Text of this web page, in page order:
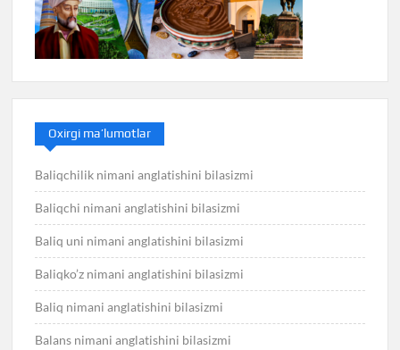
Oxirgi ma’lumotlar
Baliqchilik nimani anglatishini bilasizmi
Baliqchi nimani anglatishini bilasizmi
Baliq uni nimani anglatishini bilasizmi
Baliqko’z nimani anglatishini bilasizmi
Baliq nimani anglatishini bilasizmi
Balans nimani anglatishini bilasizmi